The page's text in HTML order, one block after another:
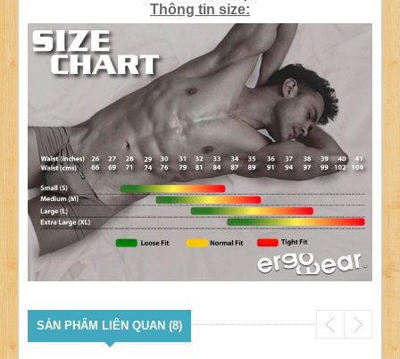
Thông tin size:
SẢN PHẨM LIÊN QUAN (8)